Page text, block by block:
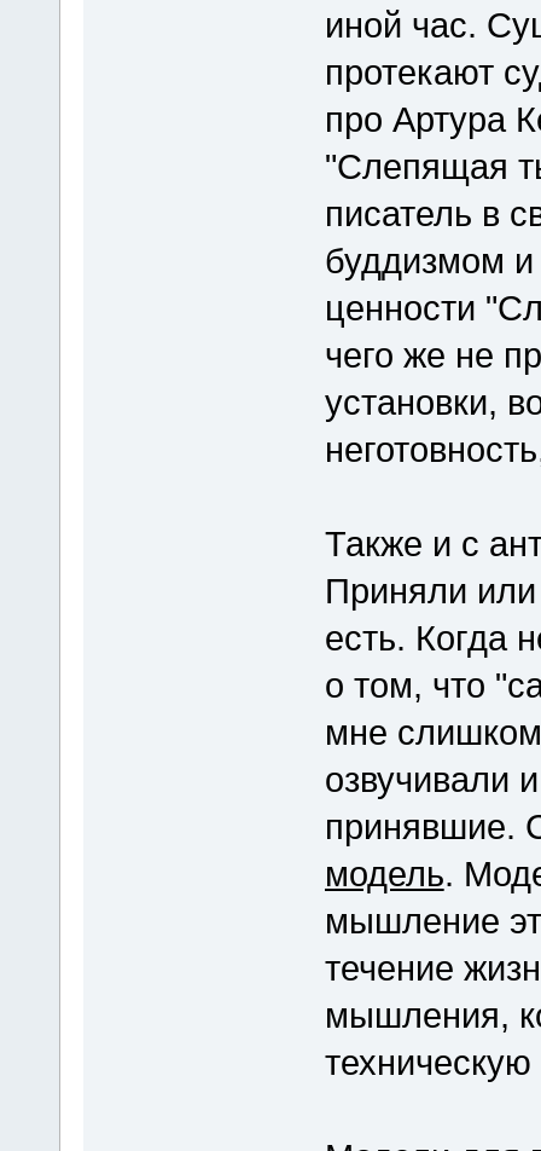
иной час.
протекают
про Артура
"Слепящая
писатель в
буддизмом и
ценности
чего же не
установки,
Также и с
Приняли или
есть. Когда
о том, что
мне
озвучивали
принявшие.
модель.
мышление
течение
мышления,